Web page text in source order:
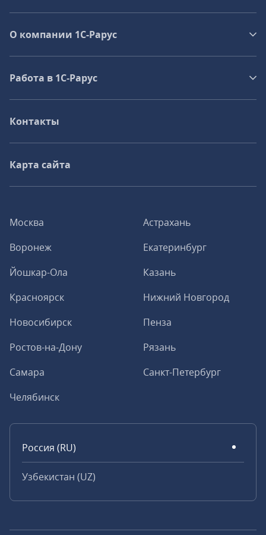
Москва
Астрахань
Воронеж
Екатеринбург
Йошкар-Ола
Казань
Красноярск
Нижний Новгород
Новосибирск
Пенза
Ростов-на-Дону
Рязань
Самара
Санкт-Петербург
Челябинск
Россия (RU)
Узбекистан (UZ)
О компании 1C-Рарус
Работа в 1С‑Рарус
Контакты
Карта сайта